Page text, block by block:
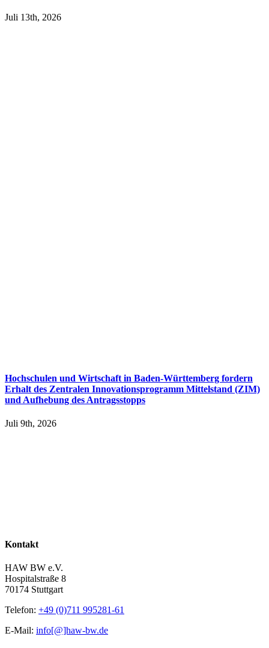
Juli 13th, 2026
Hochschulen und Wirtschaft in Baden-Württemberg fordern
Erhalt des Zentralen Innovationsprogramm Mittelstand (ZIM)
und Aufhebung des Antragsstopps
Juli 9th, 2026
Kontakt
HAW BW e.V.
Hospitalstraße 8
70174 Stuttgart
Telefon: +49 (0)711 995281-61
E-Mail: info[@]haw-bw.de